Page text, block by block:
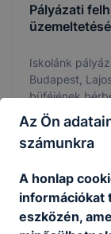
Pályázati
Iskolánk
Budapest,
büféjének
2026. aug. 3.
Az Ön
számunkra
A honlap
információkat
eszközén,